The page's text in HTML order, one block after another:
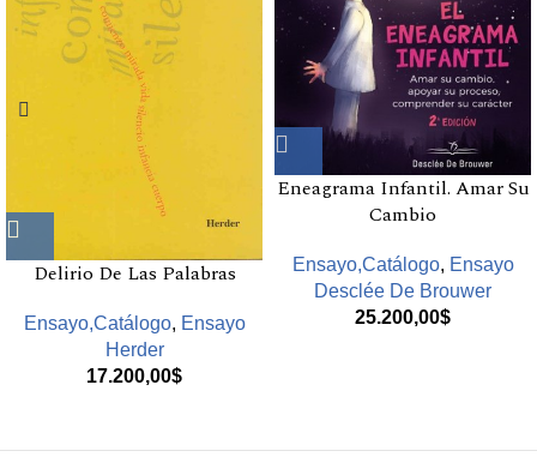
Delirio De Las Palabras
Ensayo,Catálogo, Ensayo
Herder
17.200,00$
Eneagrama Infantil. Amar Su
Cambio
Ensayo,Catálogo, Ensayo
Desclée De Brouwer
25.200,00$